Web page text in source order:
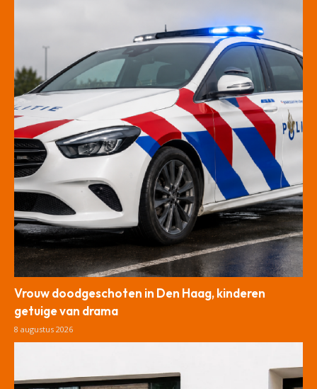
Vrouw doodgeschoten in Den Haag, kinderen
getuige van drama
8 augustus 2026